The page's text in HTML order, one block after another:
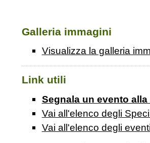
Galleria immagini
Visualizza la galleria
Link utili
Segnala un evento
Vai all'elenco degli
Vai all'elenco degli